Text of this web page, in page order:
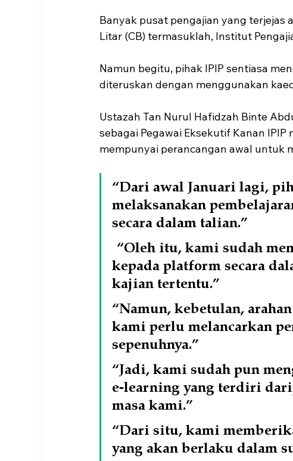
Banyak pusat pengajian yang
Litar (CB) termasuklah, Institut
Namun begitu, pihak IPIP sentiasa
diteruskan dengan menggunakan
Ustazah Tan Nurul Hafidzah Binte
sebagai Pegawai Eksekutif Kanan
mempunyai perancangan awal untuk
“Dari awal Januari lagi,
melaksanakan
secara dalam talian.”
“Oleh itu, kami sudah
kepada platform secara
kajian tertentu.”
“Namun, kebetulan,
kami perlu melancarkan
sepenuhnya.”
“Jadi, kami sudah pun
e-learning yang terdiri
masa kami.”
“Dari situ, kami
yang akan berlaku dalam